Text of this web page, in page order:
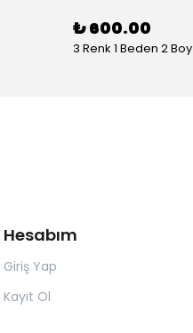
₺ 600.00
3 Renk 1 Beden 2 Boy
Hesabım
Giriş Yap
Kayıt Ol